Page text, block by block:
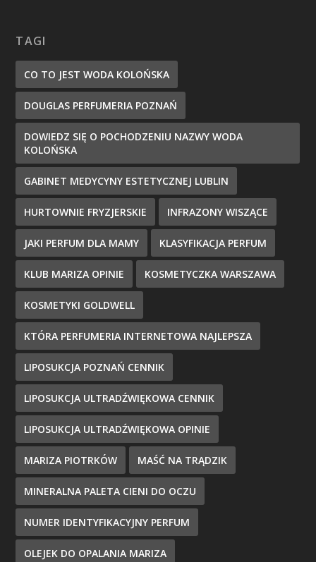
TAGI
CO TO JEST WODA KOLOŃSKA
DOUGLAS PERFUMERIA POZNAŃ
DOWIEDZ SIĘ O POCHODZENIU NAZWY WODA
KOLOŃSKA
GABINET MEDYCYNY ESTETYCZNEJ LUBLIN
HURTOWNIE FRYZJERSKIE INFRAZONY WISZĄCE
JAKI PERFUM DLA MAMY KLASYFIKACJA PERFUM
KLUB MARIZA OPINIE KOSMETYCZKA WARSZAWA
KOSMETYKI GOLDWELL
KTÓRA PERFUMERIA INTERNETOWA NAJLEPSZA
LIPOSUKCJA POZNAŃ CENNIK
LIPOSUKCJA ULTRADŹWIĘKOWA CENNIK
LIPOSUKCJA ULTRADŹWIĘKOWA OPINIE
MARIZA PIOTRKÓW MAŚĆ NA TRĄDZIK
MINERALNA PALETA CIENI DO OCZU
NUMER IDENTYFIKACYJNY PERFUM
OLEJEK DO OPALANIA MARIZA